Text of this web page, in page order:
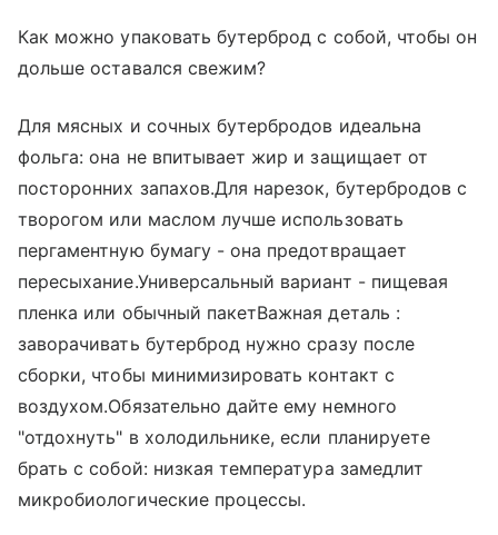
Как можно упаковать бутерброд с собой, чтобы он
дольше оставался свежим?
Для мясных и сочных бутербродов идеальна
фольга: она не впитывает жир и защищает от
посторонних запахов.Для нарезок, бутербродов с
творогом или маслом лучше использовать
пергаментную бумагу - она предотвращает
пересыхание.Универсальный вариант - пищевая
пленка или обычный пакетВажная деталь :
заворачивать бутерброд нужно сразу после
сборки, чтобы минимизировать контакт с
воздухом.Обязательно дайте ему немного
"отдохнуть" в холодильнике, если планируете
брать с собой: низкая температура замедлит
микробиологические процессы.